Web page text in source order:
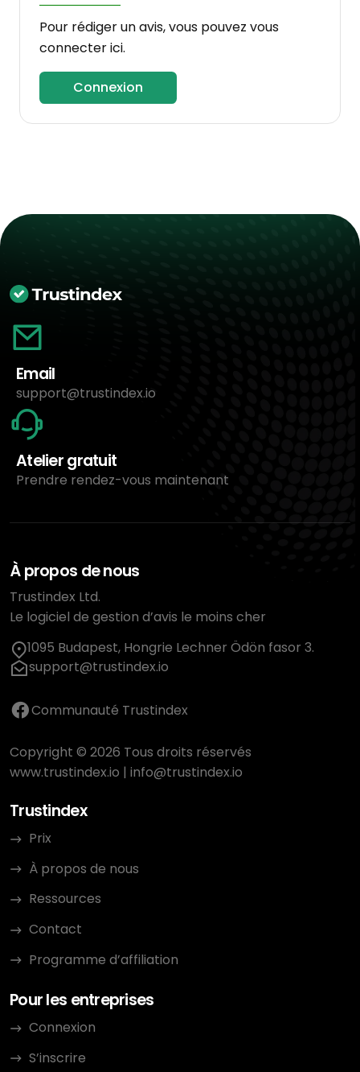
Pour rédiger un avis, vous pouvez vous
connecter ici.
Connexion
Email
support@trustindex.io
Atelier gratuit
Prendre rendez-vous maintenant
À propos de nous
Trustindex Ltd.
Le logiciel de gestion d’avis le moins cher
1095 Budapest, Hongrie Lechner Ödön fasor 3.
support@trustindex.io
Communauté Trustindex
Copyright © 2026 Tous droits réservés
www.trustindex.io | info@trustindex.io
Trustindex
Prix
À propos de nous
Ressources
Contact
Programme d’affiliation
Pour les entreprises
Connexion
S’inscrire